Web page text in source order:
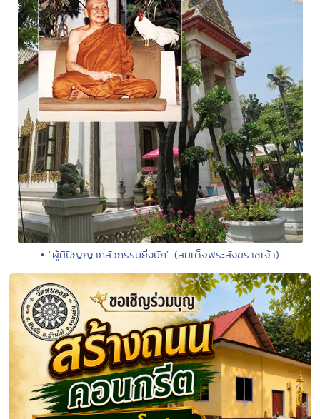
• "ผู้มีปัญญากลัวกรรมยิ่งนัก" (สมเด็จพระสังฆราชเจ้า)